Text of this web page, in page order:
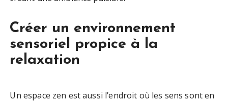
Créer un environnement
sensoriel propice à la
relaxation
Un espace zen est aussi l’endroit où les sens sont en